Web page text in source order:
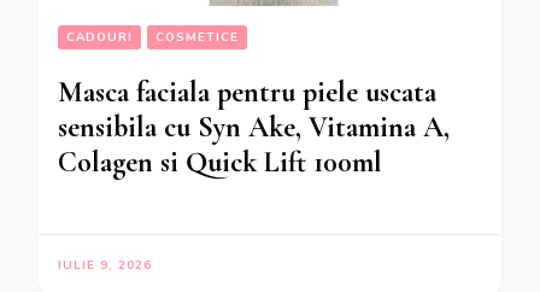
CADOURI COSMETICE
Masca faciala pentru piele uscata
sensibila cu Syn Ake, Vitamina A,
Colagen si Quick Lift 100ml
IULIE 9, 2026